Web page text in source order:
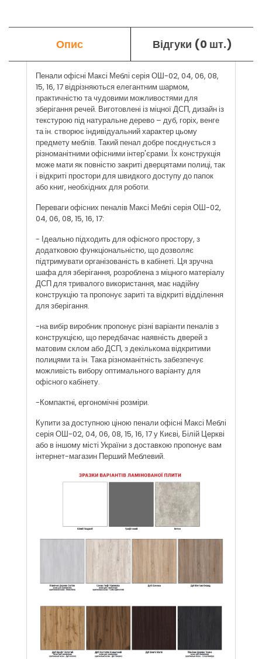
Опис Відгуки (0 шт.)
Пенали офісні Максі Меблі серія ОШ-02, 04, 06, 08,
15, 16, 17 відрізняються елегантним шармом,
практичністю та чудовими можливостями для
зберігання речей. Виготовлені із міцної ДСП, дизайн із
текстурою під натуральне дерево – дуб, горіх, венге
та ін. створює індивідуальний характер цьому
предмету меблів. Такий пенал добре поєднується з
різноманітними офісними інтер'єрами. Їх конструкція
може мати як повністю закриті дверцятами полиці, так
і відкриті простори для швидкого доступу до папок
або книг, необхідних для роботи.
Переваги офісних пеналів Максі Меблі серія ОШ-02,
04, 06, 08, 15, 16, 17:
- Ідеально підходить для офісного простору, з
додатковою функціональністю, що дозволяє
підтримувати організованість в кабінеті. Ця зручна
шафа для зберігання, розроблена з міцного матеріалу
ДСП для тривалого використання, має надійну
конструкцію та пропонує зариті та відкриті відділення
для зберігання.
-на вибір виробник пропонує різні варіанти пеналів з
конструкцією, що передбачає наявність дверей з
матовим склом або ДСП, з декількома відкритими
полицями та ін. Така різноманітність забезпечує
можливість вибору оптимального варіанту для
офісного кабінету.
-Компактні, ергономічні розміри.
Купити за доступною ціною пенали офісні Максі Меблі
серія ОШ-02, 04, 06, 08, 15, 16, 17 у Києві, Білій Церкві
або в іншому місті України з доставкою пропонує вам
інтернет-магазин Перший Меблевий.